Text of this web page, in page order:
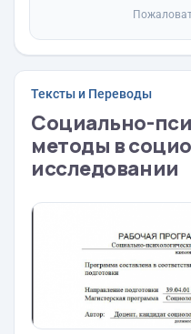
Тексты и Переводы
Социально-
методы в
исследовании